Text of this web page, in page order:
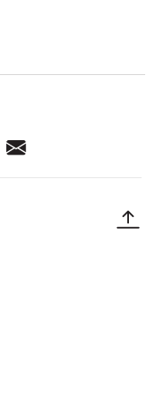
mail